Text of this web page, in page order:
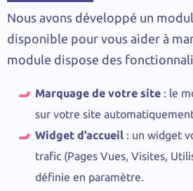
Nous avons développé un
disponible pour vous aider à
module dispose des
Marquage de votre site : le
sur votre site
Widget d’accueil : un widget
trafic (Pages Vues, Visites,
définie en paramètre.